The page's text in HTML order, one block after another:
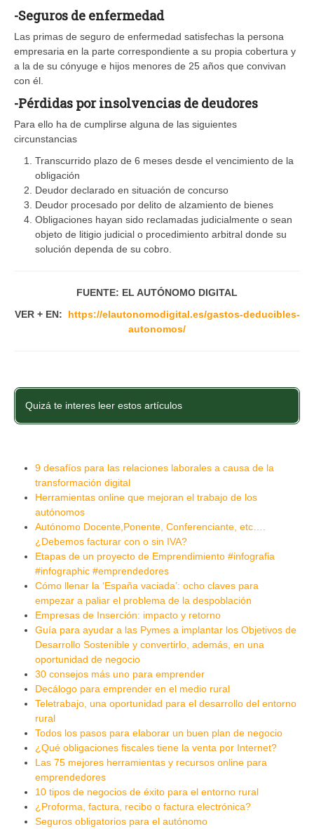
-Seguros de enfermedad
Las primas de seguro de enfermedad satisfechas la persona
empresaria en la parte correspondiente a su propia cobertura y
a la de su cónyuge e hijos menores de 25 años que convivan
con él.
-Pérdidas por insolvencias de deudores
Para ello ha de cumplirse alguna de las siguientes
circunstancias
Transcurrido plazo de 6 meses desde el vencimiento de la
obligación
Deudor declarado en situación de concurso
Deudor procesado por delito de alzamiento de bienes
Obligaciones hayan sido reclamadas judicialmente o sean
objeto de litigio judicial o procedimiento arbitral donde su
solución dependa de su cobro.
FUENTE: EL AUTÓNOMO DIGITAL
VER + EN: https://elautonomodigital.es/gastos-deducibles-
autonomos/
Quizá te interes leer estos artículos
9 desafíos para las relaciones laborales a causa de la
transformación digital
Herramientas online que mejoran el trabajo de los
autónomos
Autónomo Docente,Ponente, Conferenciante, etc….
¿Debemos facturar con o sin IVA?
Etapas de un proyecto de Emprendimiento #infografia
#infographic #emprendedores
Cómo llenar la ‘España vaciada’: ocho claves para
empezar a paliar el problema de la despoblación
Empresas de Inserción: impacto y retorno
Guía para ayudar a las Pymes a implantar los Objetivos de
Desarrollo Sostenible y convertirlo, además, en una
oportunidad de negocio
30 consejos más uno para emprender
Decálogo para emprender en el medio rural
Teletrabajo, una oportunidad para el desarrollo del entorno
rural
Todos los pasos para elaborar un buen plan de negocio
¿Qué obligaciones fiscales tiene la venta por Internet?
Las 75 mejores herramientas y recursos online para
emprendedores
10 tipos de negocios de éxito para el entorno rural
¿Proforma, factura, recibo o factura electrónica?
Seguros obligatorios para el autónomo